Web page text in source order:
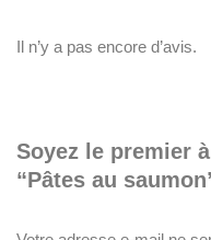
Il n’y a pas encore d’avis.
Soyez le premier
“Pâtes au